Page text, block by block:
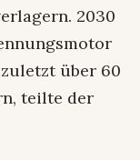
2030
über 60
teilte der